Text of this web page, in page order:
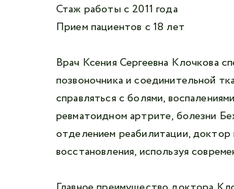
Стаж работы с 2011 года
Прием пациентов с 18 лет
Врач Ксения Сергеевна Клочкова
позвоночника и соединительной
справляться с болями,
ревматоидном артрите, болезни
отделением реабилитации,
восстановления, используя